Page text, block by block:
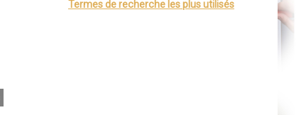
GrenobleTermes de recherche les plus utilisés